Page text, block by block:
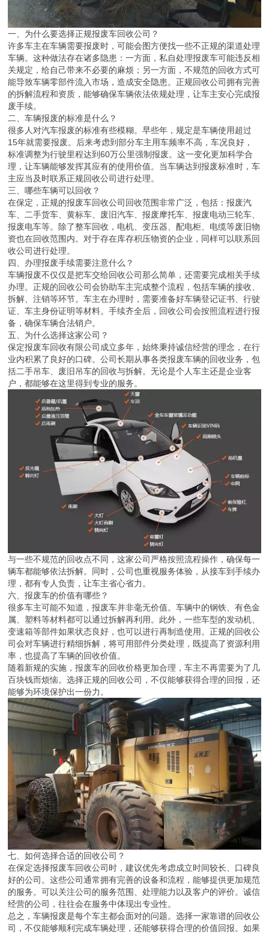
一、为什么要选择正规报废车回收公司？
许多车主在车辆需要报废时，可能会图方便找一些不正规的渠道处理
车辆。这种做法存在诸多隐患：一方面，私自处理报废车可能违反相
关规定，给自己带来不必要的麻烦；另一方面，不规范的回收方式可
能导致车辆零部件流入市场，造成安全隐患。正规回收公司拥有完善
的拆解流程和资质，能够确保车辆依法依规处理，让车主安心完成报
废手续。
二、车辆报废的标准是什么？
很多人对汽车报废的标准有些模糊。早些年，规定是车辆使用超过
15年就需要报废。后来考虑到部分车主用车频率不高，车况良好，
标准调整为行驶里程达到60万公里强制报废。这一变化更加科学合
理，让车辆能够发挥其应有的使用价值。当车辆达到报废标准时，车
主应当及时联系正规回收公司进行处理。
三、哪些车辆可以回收？
在保定，正规的报废车回收公司回收范围非常广泛，包括：报废汽
车、二手货车、黄标车、废旧汽车、报废摩托车、报废电动三轮车、
报废电车等。除了整车回收，电机、变压器、配电柜、电缆等废旧物
资也在回收范围内。对于存在库存积压物资的企业，同样可以联系回
收公司进行处理。
四、办理报废手续需要注意什么？
车辆报废不仅仅是把车交给回收公司那么简单，还需要完成相关手续
办理。正规的回收公司会协助车主完成整个流程，包括车辆的接收、
拆解、注销等环节。车主在办理时，需要准备好车辆登记证书、行驶
证、车主身份证明等材料。手续齐全后，回收公司会按照流程进行报
备，确保车辆合法销户。
五、为什么选择这家公司？
保定报废车回收有限公司成立多年，始终秉持诚信经营的理念，在行
业内积累了良好的口碑。公司长期从事各类报废车辆的回收业务，包
括二手吊车、废旧吊车的回收与拆解。无论是个人车主还是企业客
户，都能够在这里得到专业的服务。
与一些不规范的回收点不同，这家公司严格按照流程操作，确保每一
辆车都能够依法拆解。同时，公司也重视服务体验，从接车到手续办
理，都有专人负责，让车主省心省力。
六、报废车的价值有哪些？
很多车主可能不知道，报废车并非毫无价值。车辆中的钢铁、有色金
属、塑料等材料都可以通过拆解再利用。此外，一些车型的发动机、
变速箱等部件如果状态良好，也可以进行再制造使用。正规的回收公
司会对车辆进行精细拆解，将可用部件分类处理，既提高了资源利用
率，也提高了车辆的回收价值。
随着新规的实施，报废车的回收价格更加合理，车主不再需要为了几
百块钱而烦恼。选择正规的回收公司，不仅能够获得合理的回报，还
能够为环境保护出一份力。
七、如何选择合适的回收公司？
在保定选择报废车回收公司时，建议优先考虑成立时间较长、口碑良
好的公司。这些公司通常拥有完善的设备和流程，能够提供更加规范
的服务。可以关注公司的服务范围、处理能力以及客户的评价。诚信
经营的公司，往往会在服务中体现出专业性。
总之，车辆报废是每个车主都会面对的问题。选择一家靠谱的回收公
司，不仅能够顺利完成车辆处理，还能够获得合理的价值回报。如果